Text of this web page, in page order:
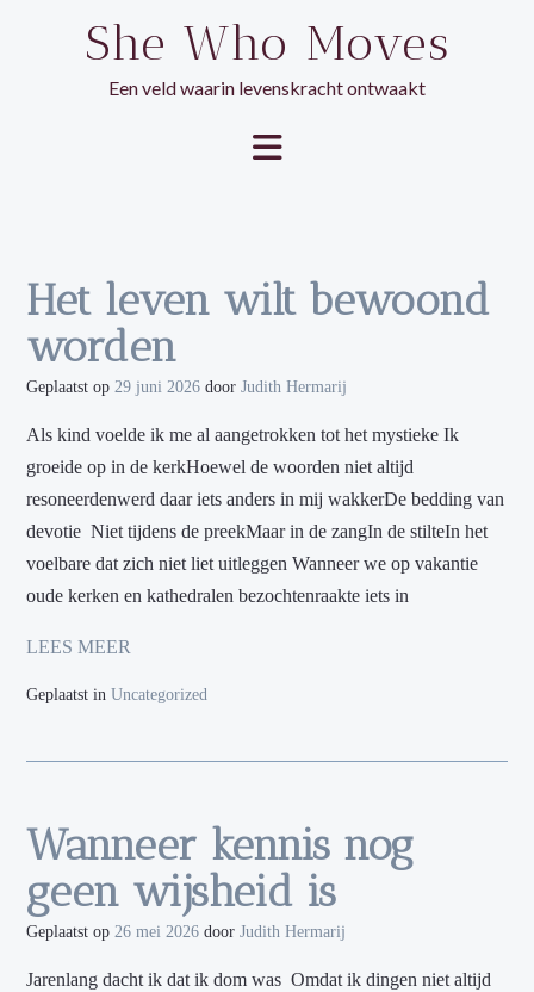
She Who Moves
Een veld waarin levenskracht ontwaakt
Het leven wilt bewoond
worden
Geplaatst op 29 juni 2026 door Judith Hermarij
Als kind voelde ik me al aangetrokken tot het mystieke Ik
groeide op in de kerkHoewel de woorden niet altijd
resoneerdenwerd daar iets anders in mij wakkerDe bedding van
devotie Niet tijdens de preekMaar in de zangIn de stilteIn het
voelbare dat zich niet liet uitleggen Wanneer we op vakantie
oude kerken en kathedralen bezochtenraakte iets in
LEES MEER
Geplaatst in Uncategorized
Wanneer kennis nog
geen wijsheid is
Geplaatst op 26 mei 2026 door Judith Hermarij
Jarenlang dacht ik dat ik dom was Omdat ik dingen niet altijd